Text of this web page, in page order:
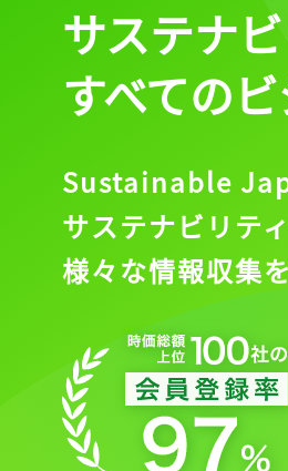
サステナ
すべての
Sustainable
サステナビリテ
様々な情報収集